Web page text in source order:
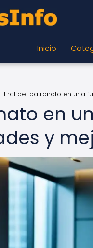
Inicio
El rol del patronato en una
en
y